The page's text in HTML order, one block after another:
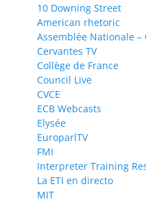
10 Downing Street
American rhetoric
Assemblée Nationale –
Cervantes TV
Collège de France
Council Live
CVCE
ECB Webcasts
Elysée
EuroparlTV
FMI
Interpreter Training
La ETI en directo
MIT